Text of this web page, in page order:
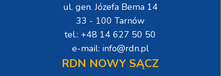
ul. gen. Józefa Bema 14
33 - 100 Tarnów
tel.: +48 14 627 50 50
e-mail: info@rdn.pl
RDN NOWY SĄCZ